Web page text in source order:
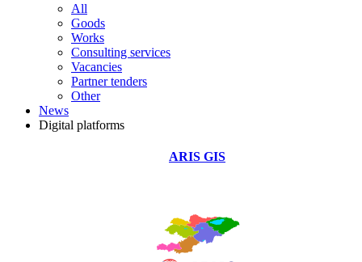
All
Goods
Works
Consulting services
Vacancies
Partner tenders
Other
News
Digital platforms
ARIS GIS